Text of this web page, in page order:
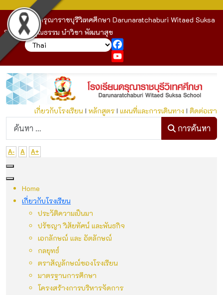
โรงเรียนดรุณาราชบุรีวิเทศศึกษา Darunaratchaburi Witaed Suksa
School : คุณธรรม นำวิชา พัฒนาสุข
YouTube
เกี่ยวกับโรงเรียนI หลักสูตรI แผนที่และการเดินทาง I ติดต่อเรา
ก
การค้นหา
A- A A+
Home
เกี่ยวกับโรงเรียน
ประวัติความเป็นมา
ปรัชญา วิสัยทัศน์ และพันธกิจ
เอกลักษณ์ และ อัตลักษณ์
กลยุทธ์
ตราสัญลักษณ์ของโรงเรียน
มาตรฐานการศึกษา
โครงสร้างการบริหารจัดการ